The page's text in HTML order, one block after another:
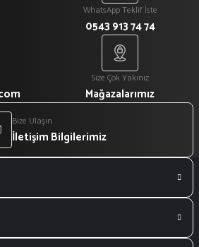
WhatsApp Teklif İste
0543 913 74 74
Size Çok Yakınız
Mağazalarımız
Bize Ulaşın
İletişim Bilgilerimiz